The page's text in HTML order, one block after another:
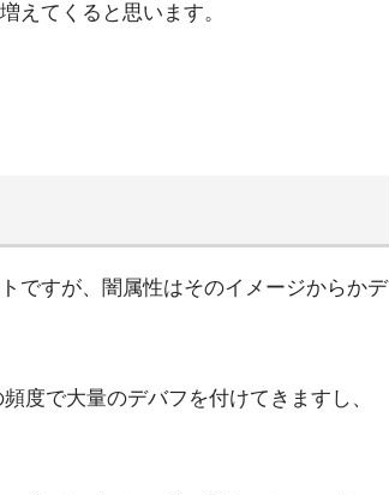
えてくると思います。
ですが、闇属性はそのイメージからかデ
度で大量のデバフを付けてきますし、